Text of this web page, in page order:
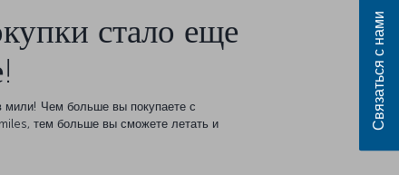
стало еще
Чем больше вы покупаете с
тем больше вы сможете летать и
Связаться с нами